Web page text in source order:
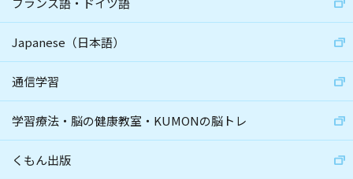
Japanese（日本語）
通信学習
学習療法・脳の健康教室・KUMONの脳トレ
くもん出版